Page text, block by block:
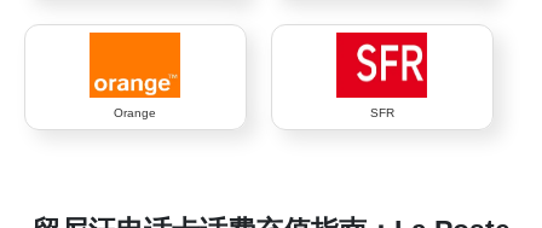
Orange SFR